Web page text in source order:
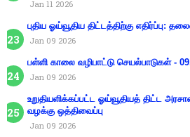
Jan 11 2026
புதிய ஓய்வூதிய திட்டத்திற்கு எதிர்ப்பு:
Jan 09 2026
பள்ளி காலை வழிபாட்டு செயல்பாடுகள் -
Jan 09 2026
உறுதியளிக்கப்பட்ட ஓய்வூதியத் திட்ட
வழக்கு ஒத்திவைப்பு
Jan 09 2026